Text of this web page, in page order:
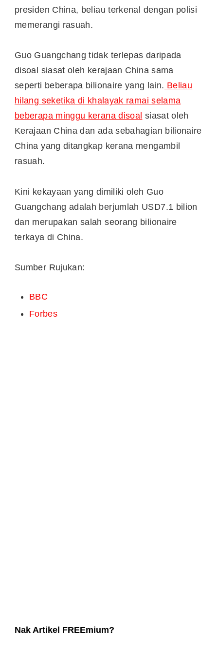
presiden China, beliau terkenal dengan polisi
memerangi rasuah.
Guo Guangchang tidak terlepas daripada
disoal siasat oleh kerajaan China sama
seperti beberapa bilionaire yang lain. Beliau
hilang seketika di khalayak ramai selama
beberapa minggu kerana disoal siasat oleh
Kerajaan China dan ada sebahagian bilionaire
China yang ditangkap kerana mengambil
rasuah.
Kini kekayaan yang dimiliki oleh Guo
Guangchang adalah berjumlah USD7.1 bilion
dan merupakan salah seorang bilionaire
terkaya di China.
Sumber Rujukan:
BBC
Forbes
Nak Artikel FREEmium?